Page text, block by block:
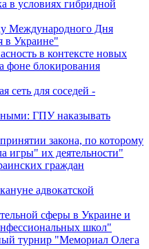
в условиях гибридной
Международного Дня
в Украине"
в контексте новых
фоне блокирования
сеть для соседей -
ГПУ наказывать
закона, по которому
игры" их деятельности"
граждан
адвокатской
сферы в Украине и
школ"
турнир "Мемориал Олега